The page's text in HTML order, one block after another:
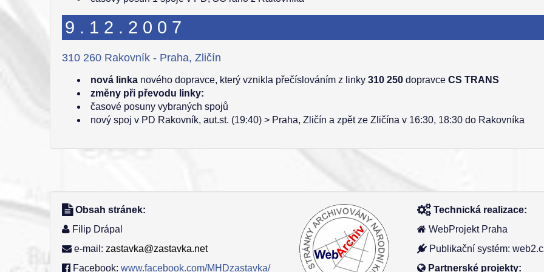
9.12.2007
310 260 Rakovník - Praha, Zličín
nová linka nového dopravce, který vznikla přečíslováním z linky310 250 dopravceCS TRANS
změny při převodu linky:
časové posuny vybraných spojů
nový spoj v PD Rakovník, aut.st. (19:40) > Praha, Zličín a zpět ze Zličína v 16:30, 18:30 do Rakovníka
Obsah stránek:
Filip Drápal
e-mail:zastavka@zastavka.net
Facebook:www.facebook.com/MHDzastavka/
Technická realizace:
WebProjekt Praha
Publikační systém:
Partnerské projekty: